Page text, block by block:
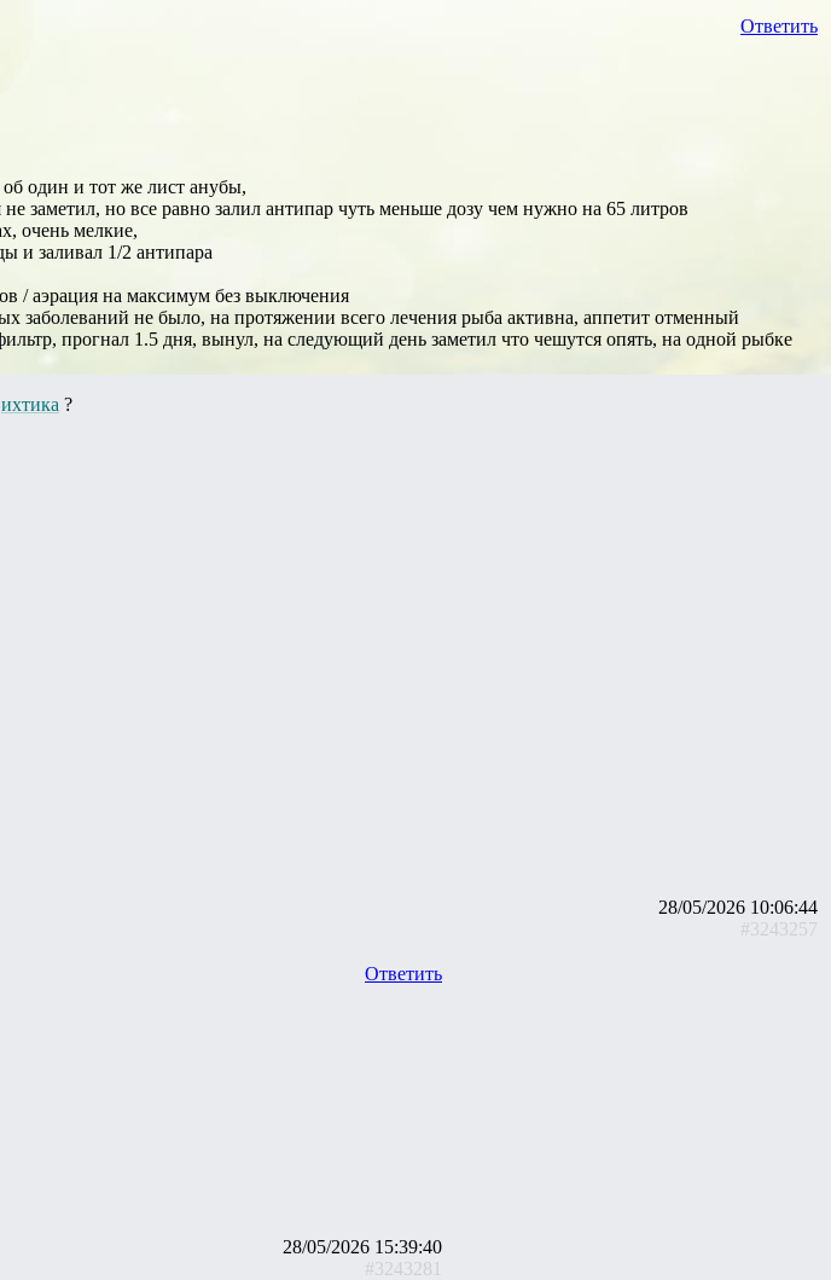
Ответить
один и тот же лист анубы,
заметил, но все равно залил антипар чуть меньше дозу чем нужно на 65 литров
очень мелкие,
и заливал 1/2 антипара
/ аэрация на максимум без выключения
заболеваний не было, на протяжении всего лечения рыба активна, аппетит отменный
прогнал 1.5 дня, вынул, на следующий день заметил что чешутся опять, на одной рыбке
ихтика ?
28/05/2026 10:06:44
#3243257
Ответить
28/05/2026 15:39:40
#3243281